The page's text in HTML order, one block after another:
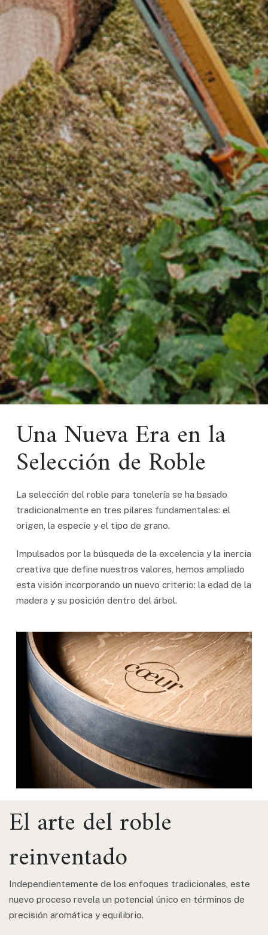
Una Nueva Era en la
Selección de Roble
La selección del roble para tonelería se ha basado
tradicionalmente en tres pilares fundamentales: el
origen, la especie y el tipo de grano.
Impulsados por la búsqueda de la excelencia y la inercia
creativa que define nuestros valores, hemos ampliado
esta visión incorporando un nuevo criterio: la edad de la
madera y su posición dentro del árbol.
El arte del roble
reinventado
Independientemente de los enfoques tradicionales, este
nuevo proceso revela un potencial único en términos de
precisión aromática y equilibrio.